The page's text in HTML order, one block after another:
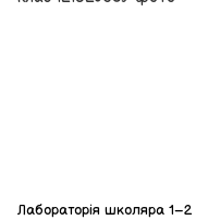
Лабораторія школяра 1–2